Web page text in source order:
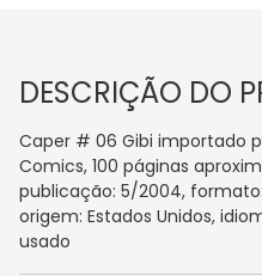
DESCRIÇÃO DO
Caper # 06 Gibi importado
Comics, 100 páginas
publicação: 5/2004,
origem: Estados Unidos,
usado